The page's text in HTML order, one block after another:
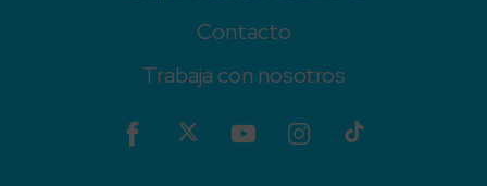
Contacto
Trabaja con nosotros